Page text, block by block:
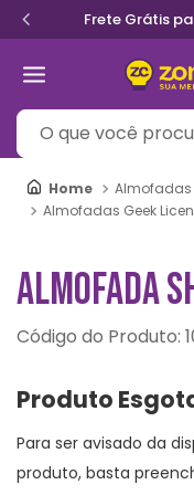
Frete Grátis
O que você procura?
Almofadas
Almofadas Geek
ALMOFADA
: